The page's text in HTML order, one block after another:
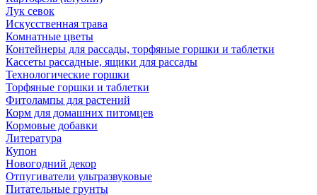
Лук севок
Искусственная трава
Комнатные цветы
Контейнеры для рассады, торфяные горшки и таблетки
Кассеты рассадные, ящики для рассады
Технологические горшки
Торфяные горшки и таблетки
Фитолампы для растений
Корм для домашних питомцев
Кормовые добавки
Литература
Купон
Новогодний декор
Отпугиватели ультразвуковые
Питательные грунты